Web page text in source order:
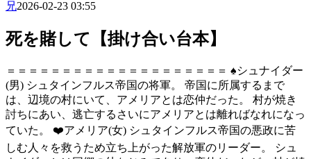
兄2026-02-23 03:55
死を賭して【掛け合い台本】
＝＝＝＝＝＝＝＝＝＝＝＝＝＝＝＝＝＝＝＝ ♠️シュナイダー
(男) シュタインフルス帝国の将軍。 帝国に所属するまで
は、辺境の村にいて、アメリアとは恋仲だった。 村が焼き
討ちにあい、逃亡するさいにアメリアとは離ればなれになっ
ていた。 ❤️アメリア(女) シュタインフルス帝国の悪政に苦
しむ人々を救うため立ち上がった解放軍のリーダー。 シュ